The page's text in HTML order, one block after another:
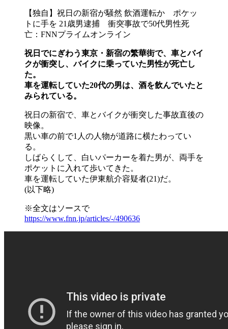
【独自】祝日の新宿が騒然 飲酒運転か ポケッ
トに手を 21歳男逮捕 衝突事故で50代男性死
亡：FNNプライムオンライン
祝日でにぎわう東京・新宿の繁華街で、車とバイ
クが衝突し、バイクに乗っていた男性が死亡し
た。
車を運転していた20代の男は、酒を飲んでいたと
みられている。
祝日の新宿で、車とバイクが衝突した事故直後の
映像。
黒い車の前で1人の人物が道路に横たわってい
る。
しばらくして、白いパーカーを着た男が、両手を
ポケットに入れて歩いてきた。
車を運転していた伊東航介容疑者(21)だ。
(以下略)
※全文はソースで
https://www.fnn.jp/articles/-/490636